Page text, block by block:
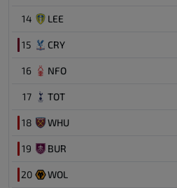
14 LEE
15 CRY
16 NFO
17 TOT
18 WHU
19 BUR
20 WOL